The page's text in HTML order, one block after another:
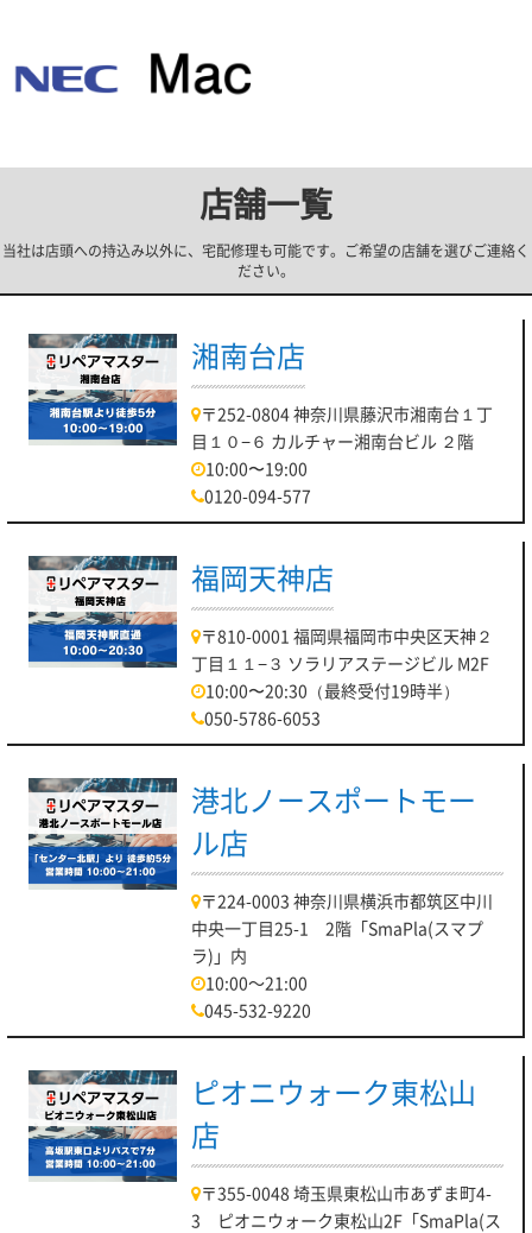
店舗一覧
当社は店頭への持込み以外に、宅配修理も可能です。ご希望の店舗を選びご連絡く
ださい。
湘南台店
〒252-0804 神奈川県藤沢市湘南台１丁
目１０−６ カルチャー湘南台ビル ２階
10:00〜19:00
0120-094-577
福岡天神店
〒810-0001 福岡県福岡市中央区天神２
丁目１１−３ ソラリアステージビル M2F
10:00〜20:30（最終受付19時半）
050-5786-6053
港北ノースポートモー
ル店
〒224-0003 神奈川県横浜市都筑区中川
中央一丁目25-1 2階「SmaPla(スマプ
ラ)」内
10:00～21:00
045-532-9220
ピオニウォーク東松山
店
〒355-0048 埼玉県東松山市あずま町4-
3 ピオニウォーク東松山2F「SmaPla(ス